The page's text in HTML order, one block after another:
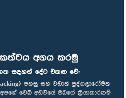
අගය කරමු
සඳහන් දේට එකඟ වේ:
පහසු සහ වඩාත් පුද්ගලාරෝපිත
වෙබ් අඩවියේ ඔබගේ ක්‍රියාකාරකම්